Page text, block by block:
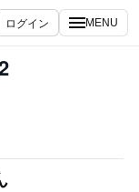
ログイン MENU